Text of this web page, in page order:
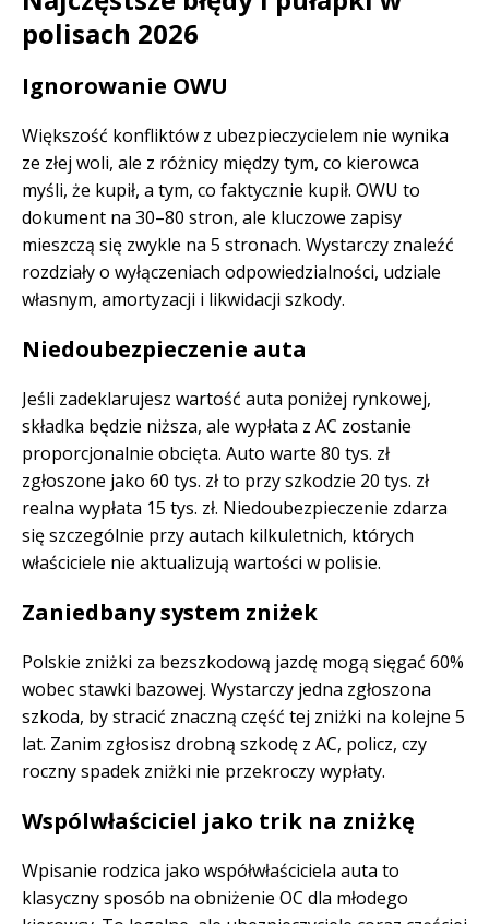
polisach 2026
Ignorowanie OWU
Większość konfliktów z ubezpieczycielem nie wynika
ze złej woli, ale z różnicy między tym, co kierowca
myśli, że kupił, a tym, co faktycznie kupił. OWU to
dokument na 30–80 stron, ale kluczowe zapisy
mieszczą się zwykle na 5 stronach. Wystarczy znaleźć
rozdziały o wyłączeniach odpowiedzialności, udziale
własnym, amortyzacji i likwidacji szkody.
Niedoubezpieczenie auta
Jeśli zadeklarujesz wartość auta poniżej rynkowej,
składka będzie niższa, ale wypłata z AC zostanie
proporcjonalnie obcięta. Auto warte 80 tys. zł
zgłoszone jako 60 tys. zł to przy szkodzie 20 tys. zł
realna wypłata 15 tys. zł. Niedoubezpieczenie zdarza
się szczególnie przy autach kilkuletnich, których
właściciele nie aktualizują wartości w polisie.
Zaniedbany system zniżek
Polskie zniżki za bezszkodową jazdę mogą sięgać 60%
wobec stawki bazowej. Wystarczy jedna zgłoszona
szkoda, by stracić znaczną część tej zniżki na kolejne 5
lat. Zanim zgłosisz drobną szkodę z AC, policz, czy
roczny spadek zniżki nie przekroczy wypłaty.
Wspólwłaściciel jako trik na zniżkę
Wpisanie rodzica jako współwłaściciela auta to
klasyczny sposób na obniżenie OC dla młodego